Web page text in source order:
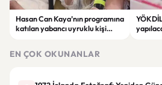
Hasan Can Kaya’nın programına
katılan yabancı uyruklu kişi
EN ÇOK OKUNANLAR